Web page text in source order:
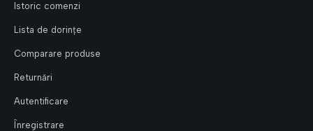
Istoric comenzi
Lista de dorințe
Comparare produse
Returnări
Autentificare
Înregistrare